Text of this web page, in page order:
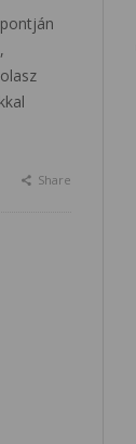
Share